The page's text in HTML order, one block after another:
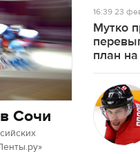
за
текст
про
в
в
Сочи
16:3923
Мутко
план